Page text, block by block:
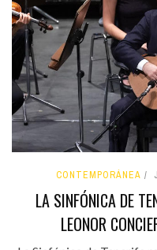
CONTEMPORÁNEA
LA SINFÓNICA DE
LEONOR